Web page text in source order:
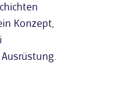
Konzept,